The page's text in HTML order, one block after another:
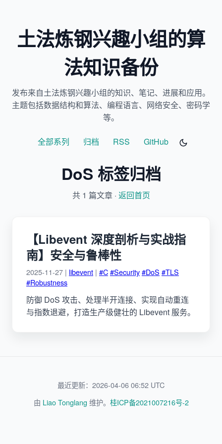
土法炼钢兴趣小组的算
法知识备份
发布来自土法炼钢兴趣小组的知识、笔记、进展和应用。
主题包括数据结构和算法、编程语言、网络安全、密码学
等。
全部系列 归档 RSS GitHub
DoS 标签归档
共 1 篇文章 · 返回首页
【Libevent 深度剖析与实战指
南】安全与鲁棒性
2025-11-27 | libevent | #C#Security#DoS #TLS
#Robustness
防御 DoS 攻击、处理半开连接、实现自动重连
与指数退避，打造生产级健壮的 Libevent 服务。
最近更新：2026-04-06 06:52 UTC
由 Liao Tonglang 维护。 桂ICP备2021007216号-2